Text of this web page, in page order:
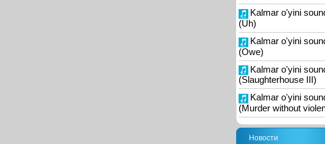
Kalmar o'yini
(Uh)
Kalmar o'yini
(Owe)
Kalmar o'yini
(Slaughterhouse III)
Kalmar o'yini
(Murder without
Новости